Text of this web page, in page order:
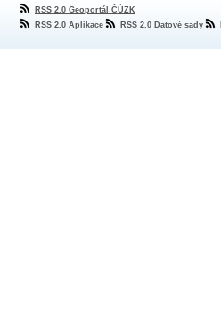
RSS 2.0 Geoportál ČÚZK
RSS 2.0 Aplikace
RSS 2.0 Datové sady